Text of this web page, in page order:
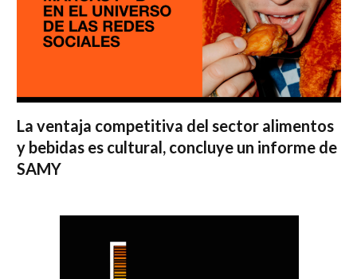
La ventaja competitiva del sector alimentos
y bebidas es cultural, concluye un informe de
SAMY